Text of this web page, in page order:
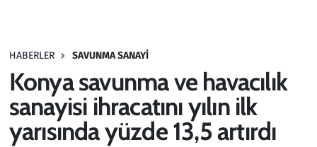
HABERLER SAVUNMA SANAYI
Konya savunma ve havacılık
sanayisi ihracatını yılın ilk
yarısında yüzde 13,5 artırdı
Haber
Kültür Sanat
Kurumsal Haberler